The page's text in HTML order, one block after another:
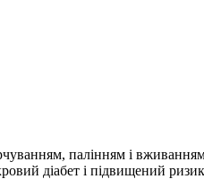
палінням і
діабет і підвищений